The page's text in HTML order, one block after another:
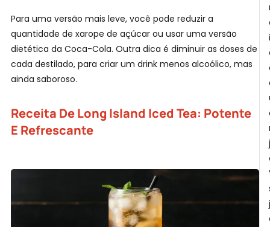
Para uma versão mais leve, você pode reduzir a
quantidade de xarope de açúcar ou usar uma versão
dietética da Coca-Cola. Outra dica é diminuir as doses de
cada destilado, para criar um drink menos alcoólico, mas
ainda saboroso.
Receita De Long Island Iced Tea: Potente
E Refrescante